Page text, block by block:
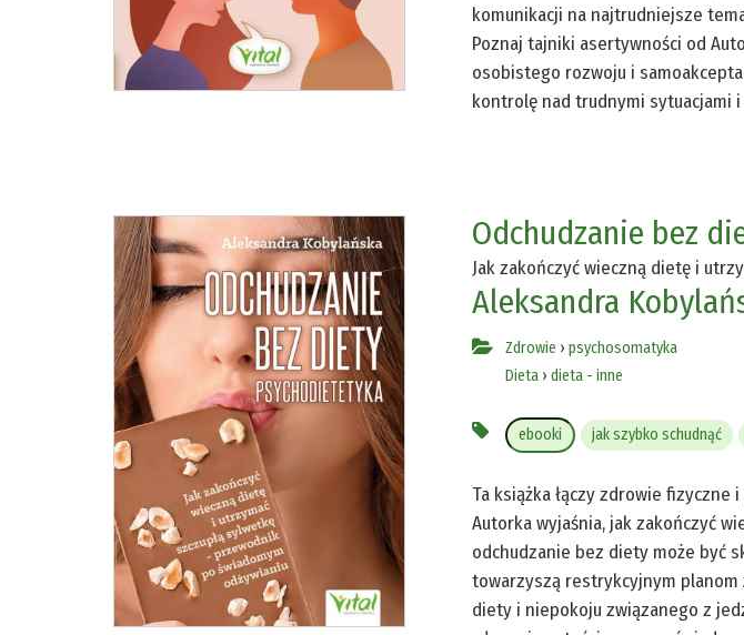
komunikacji na najtrudniejsze
Poznaj tajniki asertywności od
osobistego rozwoju i
kontrolę nad trudnymi sytuacjami
Odchudzanie bez
Jak zakończyć wieczną dietę i
Aleksandra
Zdrowie › psychosomatyka
Dieta› dieta - inne
ebooki jak szybko schudnąć
Ta książka łączy zdrowie fizyczne
Autorka wyjaśnia, jak zakończyć
odchudzanie bez diety może być
towarzyszą restrykcyjnym planom
diety i niepokoju związanego z